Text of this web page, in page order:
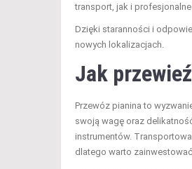
transport, jak i
Dzięki staranności i
nowych lokalizacjach.
Jak
Przewóz pianina to
swoją wagę oraz
instrumentów.
dlatego warto